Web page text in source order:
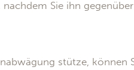
Sie ihn
stütze, können